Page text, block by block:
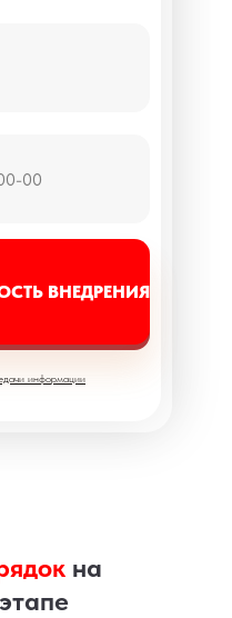
информации
ВНЕДРЕНИЯ
на